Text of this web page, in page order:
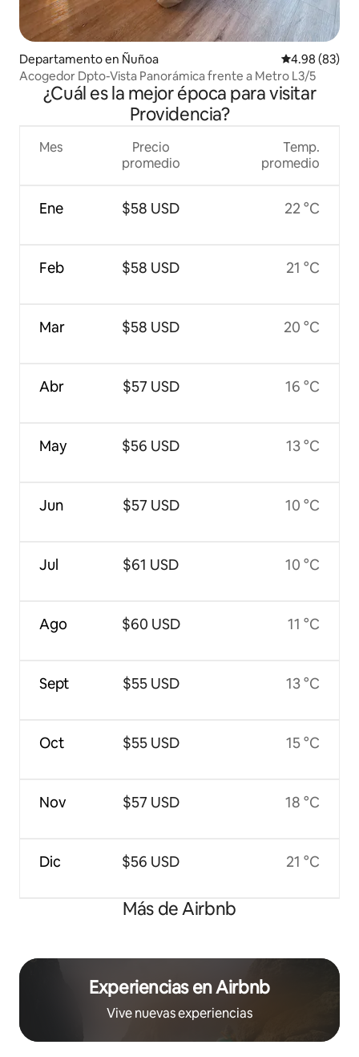
Departamento en Ñuñoa Calificación
4.98 (83)
Acogedor Dpto-Vista Panorámica frente a Metro L3/5
¿Cuál es la mejor época para visitar
Providencia?
Mes
Ene
Feb
Mar
Abr
May
Jun
Jul
Ago
Sept
Oct
Nov
Dic
Precio
promedio
$58 USD
$58 USD
$58 USD
$57 USD
$56 USD
$57 USD
$61 USD
$60 USD
$55 USD
$55 USD
$57 USD
$56 USD
Temp.
promedio
22 °C
21 °C
20 °C
16 °C
13 °C
10 °C
10 °C
11 °C
13 °C
15 °C
18 °C
21 °C
Más de Airbnb
Experiencias en Airbnb
Vive nuevas experiencias